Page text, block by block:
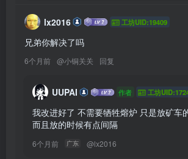
lx2016 工坊UID:19409
兄弟你解决了吗
6个月前 @小铜关关 回复
UUPAI 作者 工坊
我改进好了 不需要牺牲熔炉 只是放矿车
而且放的时候有点间隔
6个月前 广东 @lx2016